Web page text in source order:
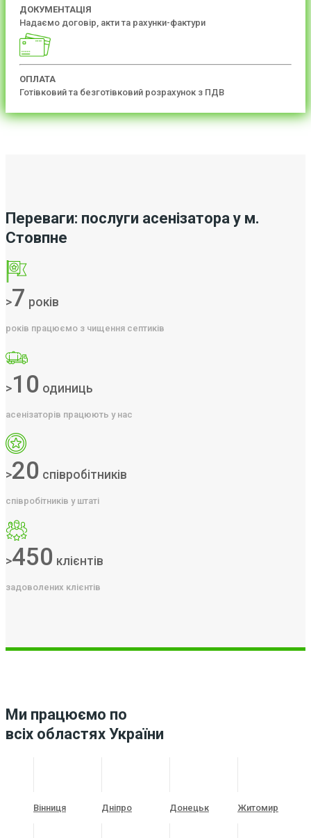
ДОКУМЕНТАЦІЯ
Надаємо договір, акти та рахунки-фактури
ОПЛАТА
Готівковий та безготівковий розрахунок з ПДВ
Переваги: послуги асенізатора у м.
Стовпне
>7 років
років працюємо з чищення септиків
>10 одиниць
асенізаторів працюють у нас
>20 співробітників
співробітників у штаті
>450 клієнтів
задоволених клієнтів
Ми працюємо по
всіх областях України
Вінниця Дніпро Донецьк Житомир